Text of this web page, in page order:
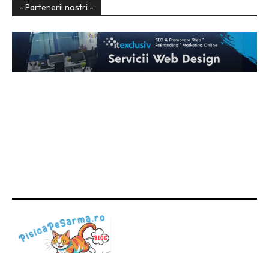
- Partenerii nostri -